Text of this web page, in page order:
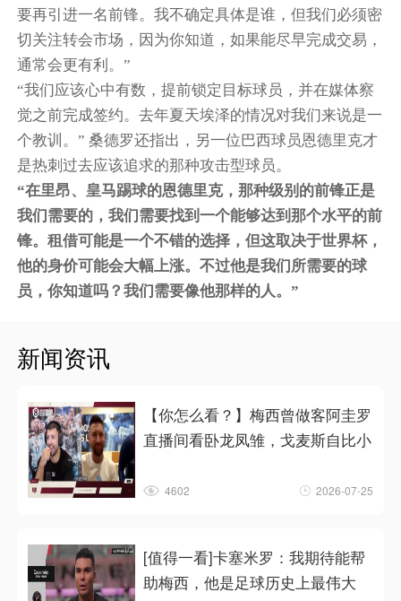
要再引进一名前锋。我不确定具体是谁，但我们必须密
切关注转会市场，因为你知道，如果能尽早完成交易，
通常会更有利。”
“我们应该心中有数，提前锁定目标球员，并在媒体察
觉之前完成签约。去年夏天埃泽的情况对我们来说是一
个教训。” 桑德罗还指出，另一位巴西球员恩德里克才
是热刺过去应该追求的那种攻击型球员。
“在里昂、皇马踢球的恩德里克，那种级别的前锋正是
我们需要的，我们需要找到一个能够达到那个水平的前
锋。租借可能是一个不错的选择，但这取决于世界杯，
他的身价可能会大幅上涨。不过他是我们所需要的球
员，你知道吗？我们需要像他那样的人。”
新闻资讯
【你怎么看？】梅西曾做客阿圭罗
直播间看卧龙凤雏，戈麦斯自比小
4602 2026-07-25
[值得一看]卡塞米罗：我期待能帮
助梅西，他是足球历史上最伟大